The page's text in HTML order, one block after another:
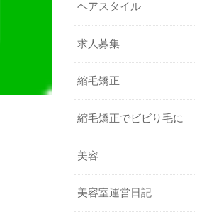
ヘアスタイル
求人募集
縮毛矯正
縮毛矯正でビビり毛に
美容
美容室運営日記